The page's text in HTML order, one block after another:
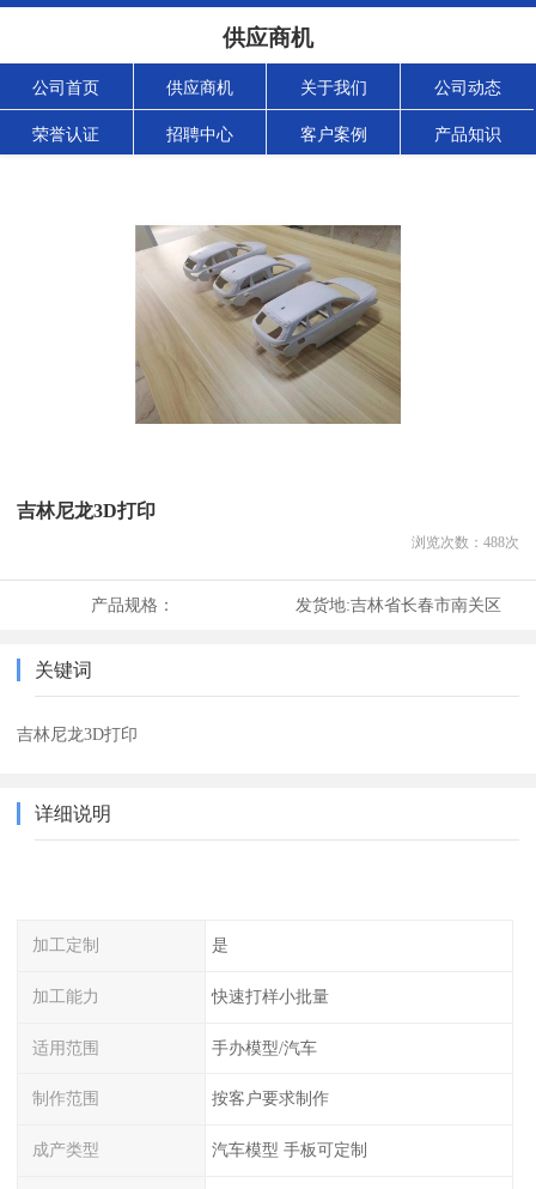
供应商机
公司首页 供应商机 关于我们 公司动态
荣誉认证 招聘中心 客户案例 产品知识
吉林尼龙3D打印
浏览次数： 488次
产品规格： 发货地:吉林省长春市南关区
关键词
吉林尼龙3D打印
详细说明
加工定制 是
加工能力 快速打样小批量
适用范围 手办模型/汽车
制作范围 按客户要求制作
成产类型 汽车模型 手板可定制